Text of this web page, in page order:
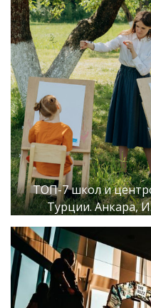
ТОП-7 школ и
Турции. Анкара,